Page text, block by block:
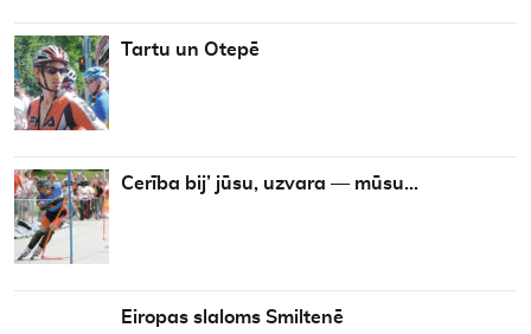
Tartu un Otepē
Cerība bij’ jūsu, uzvara — mūsu…
Eiropas slaloms Smiltenē